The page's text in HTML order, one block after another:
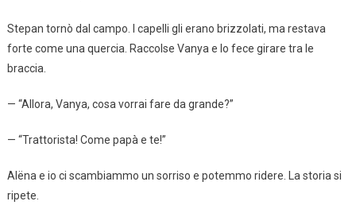
Stepan tornò dal campo. I capelli gli erano brizzolati, ma restava
forte come una quercia. Raccolse Vanya e lo fece girare tra le
braccia.
— “Allora, Vanya, cosa vorrai fare da grande?”
— “Trattorista! Come papà e te!”
Alëna e io ci scambiammo un sorriso e potemmo ridere. La storia si
ripete.